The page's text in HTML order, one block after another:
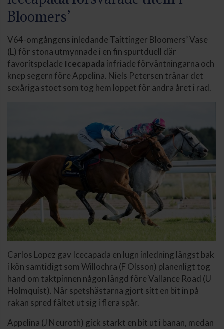
Bloomers’
V64-omgångens inledande Taittinger Bloomers’ Vase
(L) för stona utmynnade i en fin spurtduell där
favoritspelade Icecapada infriade förväntningarna och
knep segern före Appelina. Niels Petersen tränar det
sexåriga stoet som tog hem loppet för andra året i rad.
Carlos Lopez gav Icecapada en lugn inledning längst bak
i kön samtidigt som Willochra (F Olsson) planenligt tog
hand om taktpinnen någon längd före Vallance Road (U
Holmquist). När spetshästarna gjort sitt en bit in på
rakan spred fältet ut sig i flera spår.
Appelina (J Neuroth) gick starkt en bit ut i banan, medan